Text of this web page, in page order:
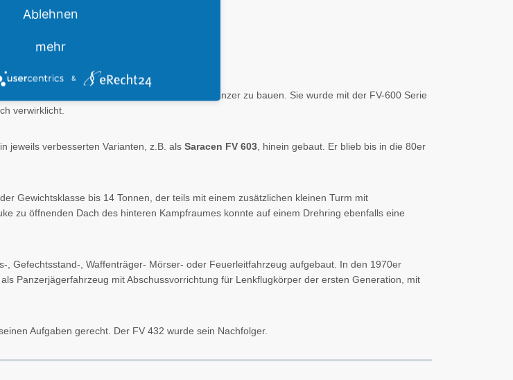
zu erschaffen war so alt wie die Idee einen Panzer zu bauen. Sie wurde mit der FV-600 Serie
verwirklicht.
jeweils verbesserten Varianten, z.B. als Saracen FV 603, hinein gebaut. Er blieb bis in die 80er
Gewichtsklasse bis 14 Tonnen, der teils mit einem zusätzlichen kleinen Turm mit
zu öffnenden Dach des hinteren Kampfraumes konnte auf einem Drehring ebenfalls eine
Gefechtsstand-, Waffenträger- Mörser- oder Feuerleitfahrzeug aufgebaut. In den 1970er
Panzerjägerfahrzeug mit Abschussvorrichtung für Lenkflugkörper der ersten Generation, mit
Aufgaben gerecht. Der FV 432 wurde sein Nachfolger.
Ablehnen
mehr
&